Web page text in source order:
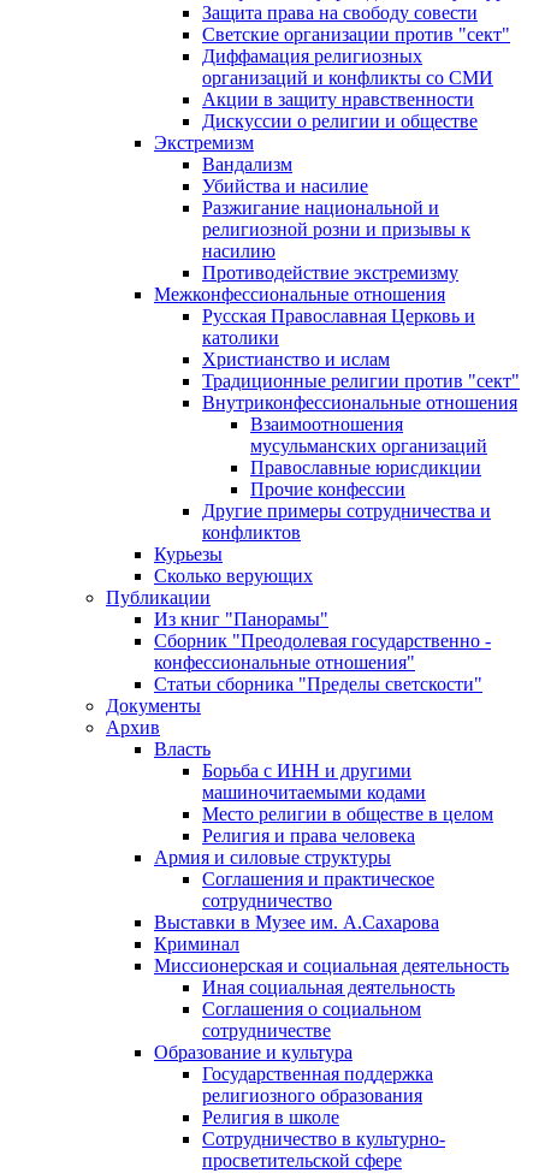
Защита права на свободу совести
Светские организации против "сект"
Диффамация религиозных
организаций и конфликты со СМИ
Акции в защиту нравственности
Дискуссии о религии и обществе
Экстремизм
Вандализм
Убийства и насилие
Разжигание национальной и
религиозной розни и призывы к
насилию
Противодействие экстремизму
Межконфессиональные отношения
Русская Православная Церковь и
католики
Христианство и ислам
Традиционные религии против "сект"
Внутриконфессиональные отношения
Взаимоотношения
мусульманских организаций
Православные юрисдикции
Прочие конфессии
Другие примеры сотрудничества и
конфликтов
Курьезы
Сколько верующих
Публикации
Из книг "Панорамы"
Сборник "Преодолевая государственно -
конфессиональные отношения"
Статьи сборника "Пределы светскости"
Документы
Архив
Власть
Борьба с ИНН и другими
машиночитаемыми кодами
Место религии в обществе в целом
Религия и права человека
Армия и силовые структуры
Соглашения и практическое
сотрудничество
Выставки в Музее им. А.Сахарова
Криминал
Миссионерская и социальная деятельность
Иная социальная деятельность
Соглашения о социальном
сотрудничестве
Образование и культура
Государственная поддержка
религиозного образования
Религия в школе
Сотрудничество в культурно-
просветительской сфере